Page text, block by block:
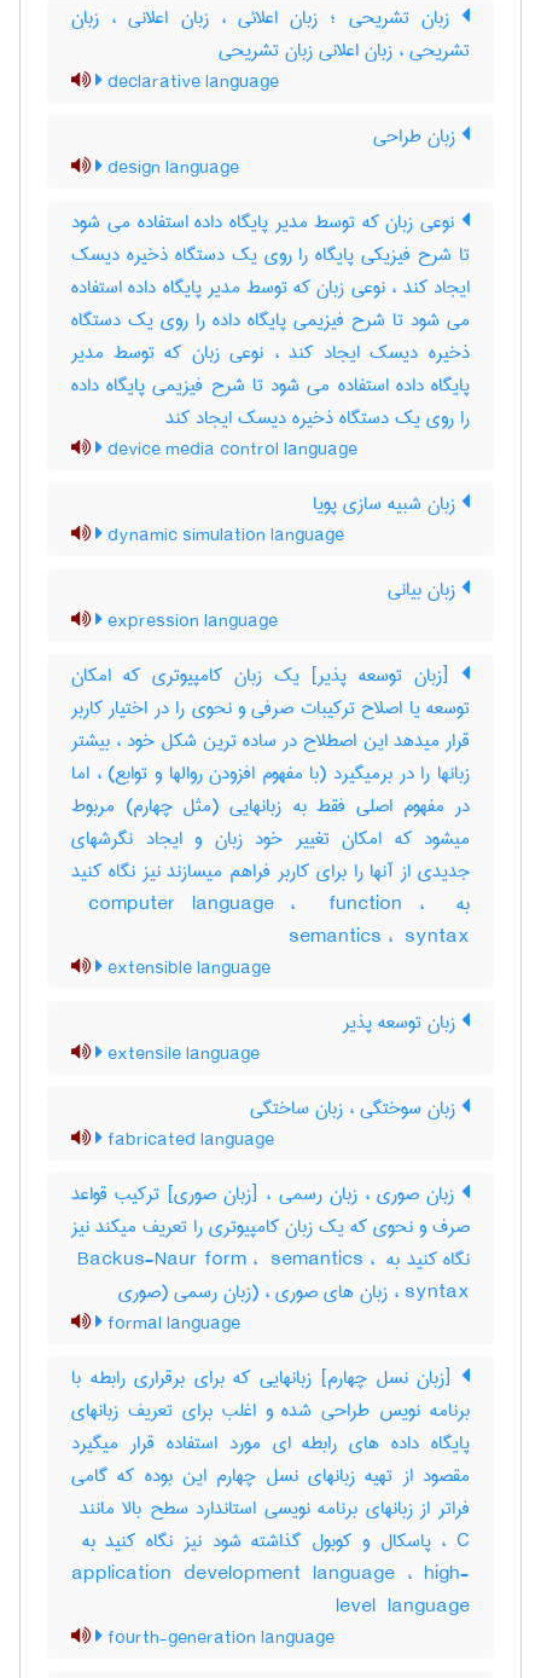
زبان تشریحی ؛ زبان اعلائی ، زبان اعلانی ، زبان
تشریحی ، زبان اعلانی زبان تشریحی
declarative language
زبان طراحی
design language
نوعی زبان که توسط مدیر پایگاه داده استفاده می شود
تا شرح فیزیکی پایگاه را روی یک دستگاه ذخیره دیسک
ایجاد کند ، نوعی زبان که توسط مدیر پایگاه داده استفاده
می شود تا شرح فیزیمی پایگاه داده را روی یک دستگاه
ذخیره دیسک ایجاد کند ، نوعی زبان که توسط مدیر
پایگاه داده استفاده می شود تا شرح فیزیمی پایگاه داده
را روی یک دستگاه ذخیره دیسک ایجاد کند
device media control language
زبان شبیه سازی پویا
dynamic simulation language
زبان بیانی
expression language
[زبان توسعه پذیر] یک زبان کامپیوتری که امکان
توسعه یا اصلاح ترکیبات صرفی و نحوی را در اختیار کاربر
قرار میدهد این اصطلاح در ساده ترین شکل خود ، بیشتر
زبانها را در برمیگیرد (با مفهوم افزودن روالها و توابع) ، اما
در مفهوم اصلی فقط به زبانهایی (مثل چهارم) مربوط
میشود که امکان تغییر خود زبان و ایجاد نگرشهای
جدیدی از آنها را برای کاربر فراهم میسازند نیز نگاه کنید
به ‎ computer language ، ‎ function ، ‎
semantics ، ‎ syntax
extensible language
زبان توسعه پذیر
extensile language
زبان سوختگی ، زبان ساختگی
fabricated language
زبان صوری ، زبان رسمی ، [زبان صوری] ترکیب قواعد
صرف و نحوی که یک زبان کامپیوتری را تعریف میکند نیز
نگاه کنید به ‎ Backus-Naur form ، ‎ semantics ، ‎
syntax ، زبان های صوری ، (زبان رسمی (صوری
formal language
[زبان نسل چهارم] زبانهایی که برای برقراری رابطه با
برنامه نویس طراحی شده و اغلب برای تعریف زبانهای
پایگاه داده های رابطه ای مورد استفاده قرار میگیرد
مقصود از تهیه زبانهای نسل چهارم این بوده که گامی
application development language ، ‎high-
level ‎ language
fourth-generation language